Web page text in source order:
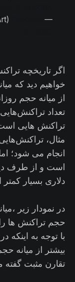
— CryptoVizArt.btc 📈 (@CryptoVizArt)
اگر تاریخچه
خواهیم دید که
از میانه حجم
تعداد
تراکنش هایی
مثال،
انجام می شود؛
است و از طرف
دلاری بسیار
در نمودار زیر
حجم تراکنش ها
با توجه به اینکه
بیشتر از میانه
تقارن مثبت